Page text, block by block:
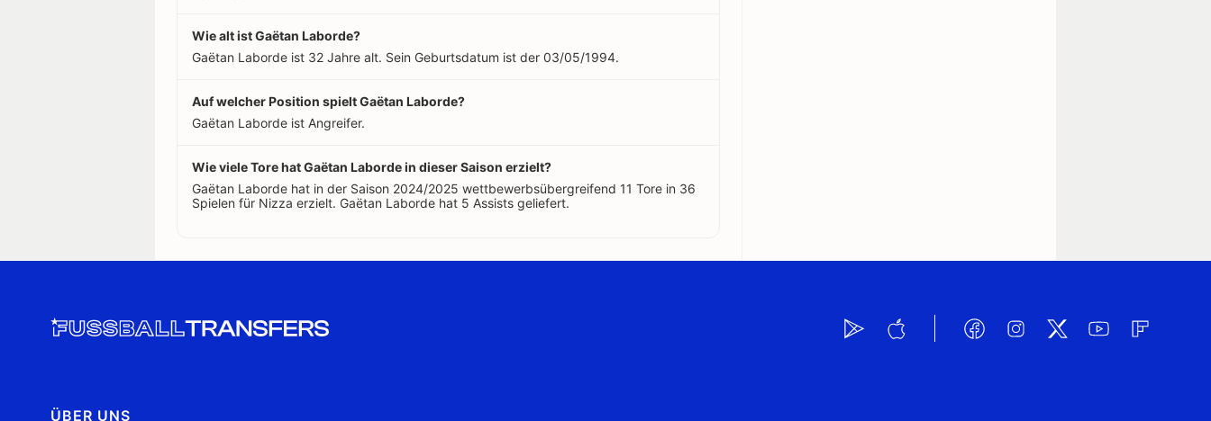
Wie alt ist Gaëtan Laborde?
Gaëtan Laborde ist 32 Jahre alt. Sein Geburtsdatum ist der 03/05/1994.
Auf welcher Position spielt Gaëtan Laborde?
Gaëtan Laborde ist Angreifer.
Wie viele Tore hat Gaëtan Laborde in dieser Saison erzielt?
Gaëtan Laborde hat in der Saison 2024/2025 wettbewerbsübergreifend 11 Tore in 36
Spielen für Nizza erzielt. Gaëtan Laborde hat 5 Assists geliefert.
ÜBER UNS